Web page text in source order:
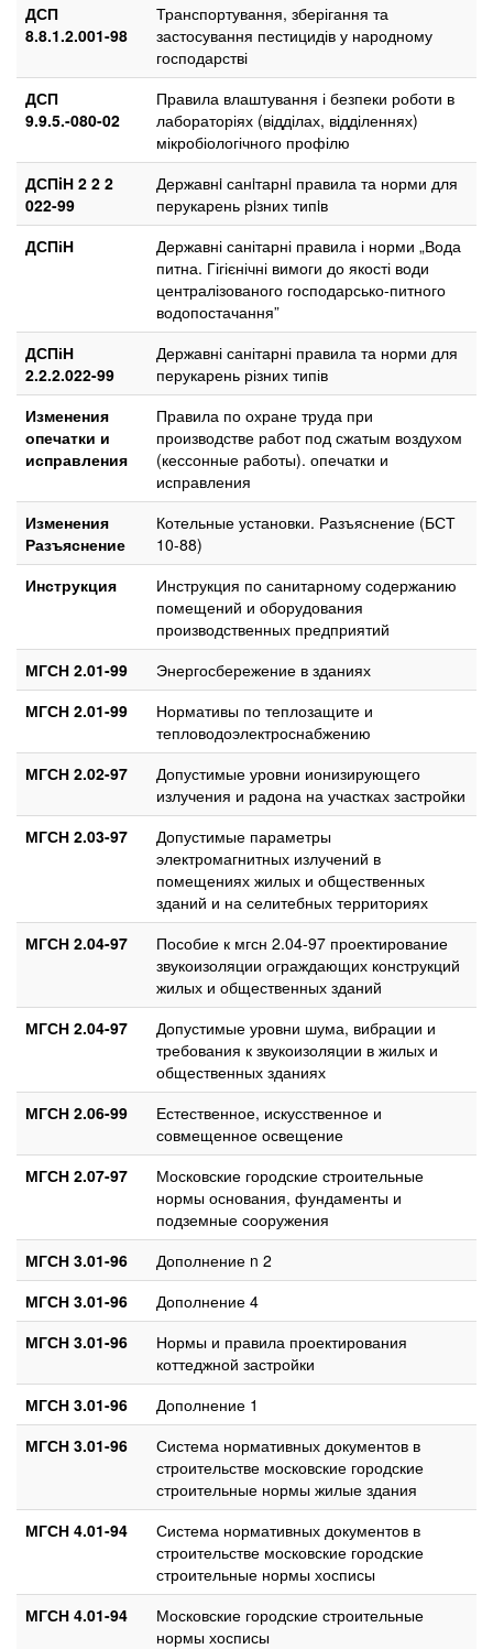
ДСП
8.8.1.2.001-98
Транспортування, зберігання та
застосування пестицидів у народному
господарстві
ДСП
9.9.5.-080-02
Правила влаштування і безпеки роботи в
лабораторіях (відділах, відділеннях)
мікробіологічного профілю
ДСПiН 2 2 2
022-99
Державнi санiтарнi правила та норми для
перукарень рiзних типiв
ДСПіН
Державні санітарні правила і норми „Вода
питна. Гігієнічні вимоги до якості води
централізованого господарсько-питного
водопостачання”
ДСПіН
2.2.2.022-99
Державні санітарні правила та норми для
перукарень різних типів
Изменения
опечатки и
исправления
Правила по охране труда при
производстве работ под сжатым воздухом
(кессонные работы). опечатки и
исправления
Изменения
Разъяснение
Котельные установки. Разъяснение (БСТ
10-88)
Инструкция
Инструкция по санитарному содержанию
помещений и оборудования
производственных предприятий
МГСН 2.01-99
Энергосбережение в зданиях
МГСН 2.01-99
Нормативы по теплозащите и
тепловодоэлектроснабжению
МГСН 2.02-97
Допустимые уровни ионизирующего
излучения и радона на участках застройки
МГСН 2.03-97
Допустимые параметры
электромагнитных излучений в
помещениях жилых и общественных
зданий и на селитебных территориях
МГСН 2.04-97
Пособие к мгсн 2.04-97 проектирование
звукоизоляции ограждающих конструкций
жилых и общественных зданий
МГСН 2.04-97
Допустимые уровни шума, вибрации и
требования к звукоизоляции в жилых и
общественных зданиях
МГСН 2.06-99
Естественное, искусственное и
совмещенное освещение
МГСН 2.07-97
Московские городские строительные
нормы основания, фундаменты и
подземные сооружения
МГСН 3.01-96
Дополнение n 2
МГСН 3.01-96
Дополнение 4
МГСН 3.01-96
Нормы и правила проектирования
коттеджной застройки
МГСН 3.01-96
Дополнение 1
МГСН 3.01-96
Система нормативных документов в
строительстве московские городские
строительные нормы жилые здания
МГСН 4.01-94
Система нормативных документов в
строительстве московские городские
строительные нормы хосписы
МГСН 4.01-94
Московские городские строительные
нормы хосписы